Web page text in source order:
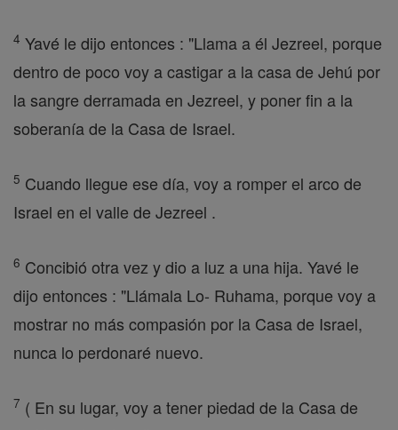
4 Yavé le dijo entonces : "Llama a él Jezreel, porque
dentro de poco voy a castigar a la casa de Jehú por
la sangre derramada en Jezreel, y poner fin a la
soberanía de la Casa de Israel.
5 Cuando llegue ese día, voy a romper el arco de
Israel en el valle de Jezreel .
6 Concibió otra vez y dio a luz a una hija. Yavé le
dijo entonces : "Llámala Lo- Ruhama, porque voy a
mostrar no más compasión por la Casa de Israel,
nunca lo perdonaré nuevo.
7 ( En su lugar, voy a tener piedad de la Casa de